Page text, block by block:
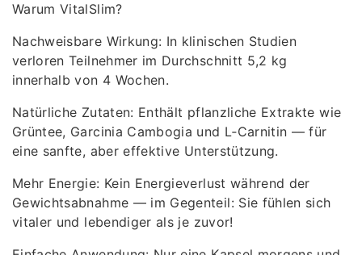
Warum VitalSlim?
Nachweisbare Wirkung: In klinischen Studien
verloren Teilnehmer im Durchschnitt 5,2 kg
innerhalb von 4 Wochen.
Natürliche Zutaten: Enthält pflanzliche Extrakte wie
Grüntee, Garcinia Cambogia und L‑Carnitin — für
eine sanfte, aber effektive Unterstützung.
Mehr Energie: Kein Energieverlust während der
Gewichtsabnahme — im Gegenteil: Sie fühlen sich
vitaler und lebendiger als je zuvor!